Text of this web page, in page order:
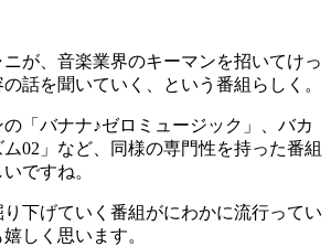
が、音楽業界のキーマンを招いてけっ
話を聞いていく、という番組らしく。
「バナナ♪ゼロミュージック」、バカ
02 」など、同様の専門性を持った番組
ですね。
下げていく番組がにわかに流行ってい
しく思います。